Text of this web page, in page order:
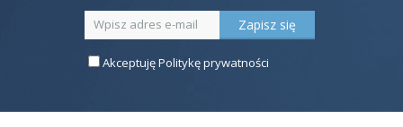
AkceptujęPolitykę prywatności